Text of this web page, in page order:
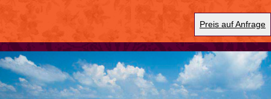
Preis auf Anfrage